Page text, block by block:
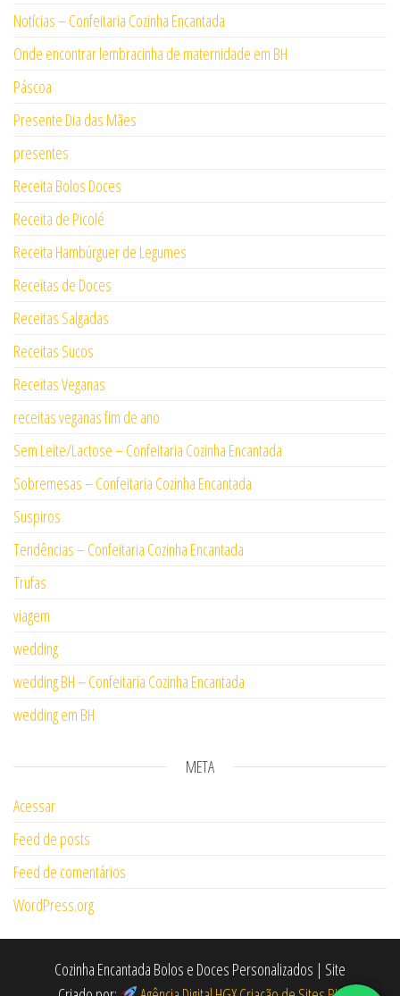
Notícias – Confeitaria Cozinha Encantada
Onde encontrar lembracinha de maternidade em BH
Páscoa
Presente Dia das Mães
presentes
Receita Bolos Doces
Receita de Picolé
Receita Hambúrguer de Legumes
Receitas de Doces
Receitas Salgadas
Receitas Sucos
Receitas Veganas
receitas veganas fim de ano
Sem Leite/Lactose – Confeitaria Cozinha Encantada
Sobremesas – Confeitaria Cozinha Encantada
Suspiros
Tendências – Confeitaria Cozinha Encantada
Trufas
viagem
wedding
wedding BH – Confeitaria Cozinha Encantada
wedding em BH
META
Acessar
Feed de posts
Feed de comentários
WordPress.org
Cozinha Encantada Bolos e Doces Personalizados | Site